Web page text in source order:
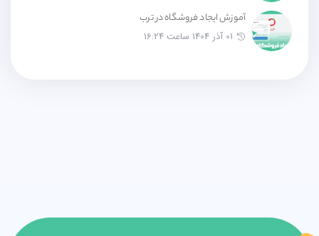
آموزش ایجاد فروشگاه در ترب
01 آذر 1404 ساعت 16:24